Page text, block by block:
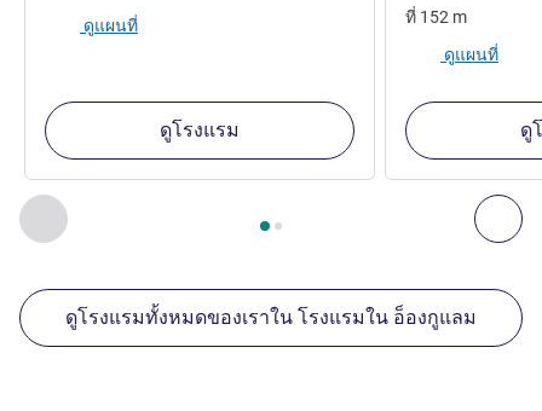
ก่อนหน้า - สถานประกอบการอื่นของเราที่อยู่ใกล้เคียง ถั
หน้า1 , สถานประกอบการอื่นของเราที่อยู่ใกล้เคียง 1 :,
ดูแผนที่
ดูโรงแรม
ที่ 152 m
ดูแผนที่
ดู
ดูโรงแรมทั้งหมดของเราใน โรงแรมใน อ็องกูแลม